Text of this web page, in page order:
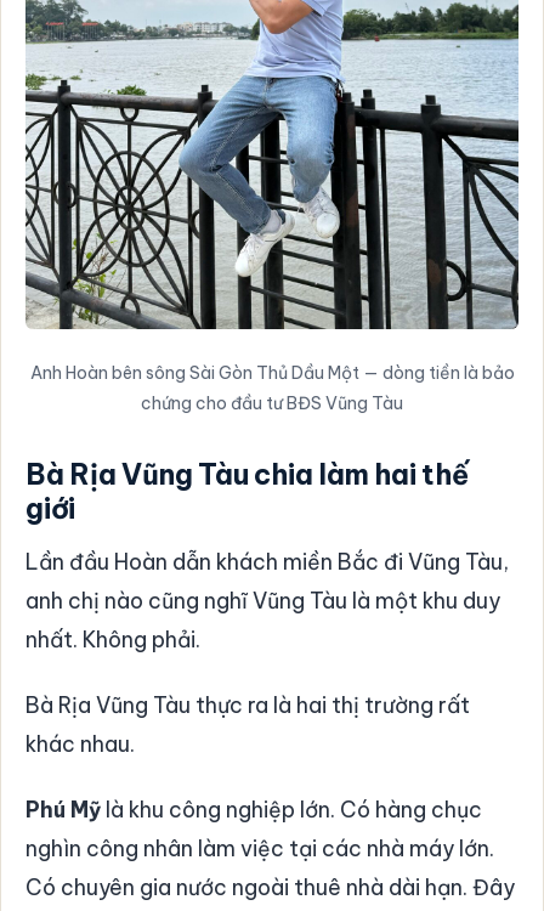
Anh Hoàn bên sông Sài Gòn Thủ Dầu Một — dòng tiền là bảo
chứng cho đầu tư BĐS Vũng Tàu
Bà Rịa Vũng Tàu chia làm hai thế
giới
Lần đầu Hoàn dẫn khách miền Bắc đi Vũng Tàu,
anh chị nào cũng nghĩ Vũng Tàu là một khu duy
nhất. Không phải.
Bà Rịa Vũng Tàu thực ra là hai thị trường rất
khác nhau.
Phú Mỹ là khu công nghiệp lớn. Có hàng chục
nghìn công nhân làm việc tại các nhà máy lớn.
Có chuyên gia nước ngoài thuê nhà dài hạn. Đây